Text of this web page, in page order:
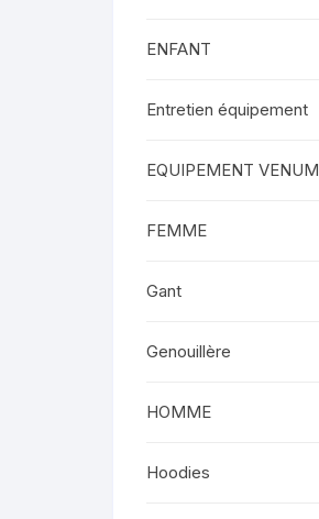
ENFANT
Entretien équipement
EQUIPEMENT VENUM
FEMME
Gant
Genouillère
HOMME
Hoodies